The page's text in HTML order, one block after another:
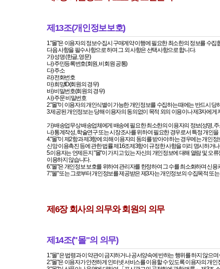
제13조(개인정보보호)
1."몰"은 이용자의 정보수집시 구매계약 이행에 필요한 최소한의 정보를 수집
다음 사항을 필수사항으로 하며 그 외 사항은 선택사항으로 합니다.
가) 성명 (한글, 영문)
나) 주민등록번호(회원, 비회원 공통)
다) 주소
라) 전화번호
마) 희망ID(회원의 경우)
바) 비밀번호(회원의 경우)
사) 주문 비밀번호
2."몰"이 이용자의 개인식별이 가능한 개인정보를 수집하는 때에는 반드시 당
3.제공된 개인정보는 당해 이용자의 동의없이 목적 외의 이용이나 제3자에게
가) 배송업무상 배송업체에게 배송에 필요한 최소한의 이용자의 정보(성명,
나) 통계작성, 학술연구 또는 시장조사를 위하여 필요한 경우로서 특정 개인
신망 이용촉진 등에 관한 법률 제16조제3항이 규정한 사항을 미리 명시하거
이용하지 않습니다.
6."몰"은 개인정보 보호를 위하여 관리자를 한정하여 그 수를 최소화하며 신
7."몰" 또는 그로부터 개인정보를 제공받은 제3자는 개인정보의 수집목적 또
제6장 회사의 의무와 회원의 의무
제14조("몰"의 의무)
1."몰" 은 법령과 이 약관이 금지하거나 공서양속에 반하는 행위를 하지 않으
2."몰"은 이용자가 안전하게 인터넷 서비스를 이용할 수 있도록 이용자의 개